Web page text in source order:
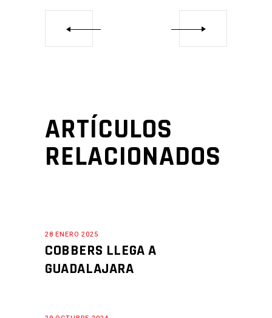
ARTÍCULOS
RELACIONADOS
28 ENERO 2025
COBBERS LLEGA A
GUADALAJARA